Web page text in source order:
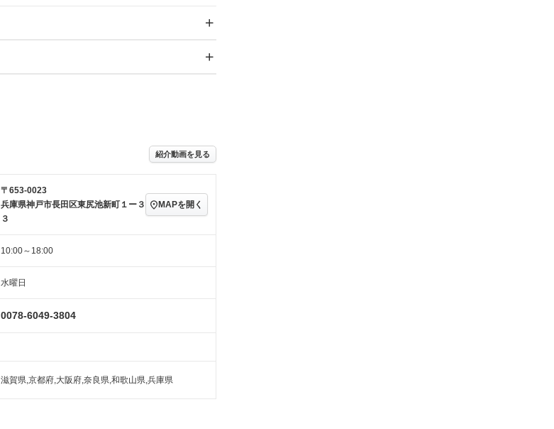
センターデフロック
電動格納ミラー
キーレス
スマートキー － ローダウン
オットマン
後席モニター
紹介動画を見る
〒653-0023
兵庫県神戸市長田区東尻池新町１ー３
３
MAPを開く
10:00～18:00
水曜日
0078-6049-3804
滋賀県,京都府,大阪府,奈良県,和歌山県,兵庫県